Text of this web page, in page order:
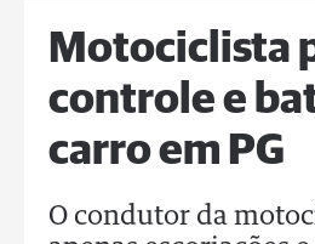
Motociclista
controle e
carro em PG
O condutor da